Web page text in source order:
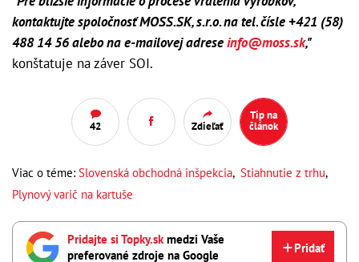
kontaktujte spoločnosť MOSS.SK, s.r.o. na tel. čísle +421 (58)
488 14 56 alebo na e-mailovej adreseinfo@moss.sk,"
konštatuje na záver SOI.
42 Zdieľať
Tip na
článok
Viac o téme: Slovenská obchodná inšpekcia, Stiahnutie z trhu,
Plynový varič na kartuše
Pridajte si Topky.skmedzi Vaše
preferované zdroje na Google
Pridať